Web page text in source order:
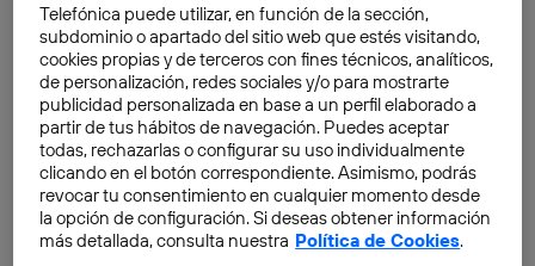
¿Quieres saber cómo? Acompáñanos en este
Telefónica puede utilizar, en función de la sección,
subdominio o apartado del sitio web que estés visitando,
cookies propias y de terceros con fines técnicos, analíticos,
de personalización, redes sociales y/o para mostrarte
publicidad personalizada en base a un perfil elaborado a
partir de tus hábitos de navegación. Puedes aceptar
todas, rechazarlas o configurar su uso individualmente
clicando en el botón correspondiente. Asimismo, podrás
revocar tu consentimiento en cualquier momento desde
la opción de configuración. Si deseas obtener información
más detallada, consulta nuestra Política de Cookies.